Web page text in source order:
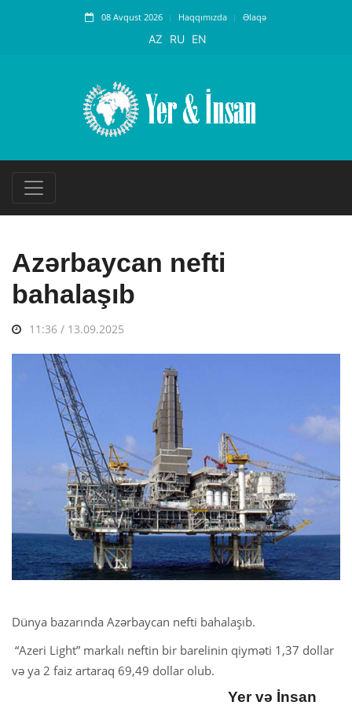
08 Avqust 2026 Haqqımızda Əlaqə
AZ RU EN
Azərbaycan nefti
bahalaşıb
11:36 / 13.09.2025
Dünya bazarında Azərbaycan nefti bahalaşıb.
“Azeri Light” markalı neftin bir barelinin qiyməti 1,37 dollar
və ya 2 faiz artaraq 69,49 dollar olub.
Yer və İnsan